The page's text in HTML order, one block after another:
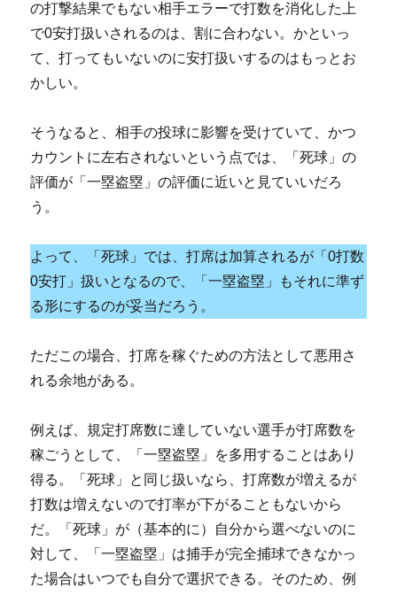
の打撃結果でもない相手エラーで打数を消化した上
で0安打扱いされるのは、割に合わない。かといっ
て、打ってもいないのに安打扱いするのはもっとお
かしい。
そうなると、相手の投球に影響を受けていて、かつ
カウントに左右されないという点では、「死球」の
評価が「一塁盗塁」の評価に近いと見ていいだろ
う。
よって、「死球」では、打席は加算されるが「0打数
0安打」扱いとなるので、「一塁盗塁」もそれに準ず
る形にするのが妥当だろう。
ただこの場合、打席を稼ぐための方法として悪用さ
れる余地がある。
例えば、規定打席数に達していない選手が打席数を
稼ごうとして、「一塁盗塁」を多用することはあり
得る。「死球」と同じ扱いなら、打席数が増えるが
打数は増えないので打率が下がることもないから
だ。「死球」が（基本的に）自分から選べないのに
対して、「一塁盗塁」は捕手が完全捕球できなかっ
た場合はいつでも自分で選択できる。そのため、例